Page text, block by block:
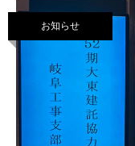
お知らせ